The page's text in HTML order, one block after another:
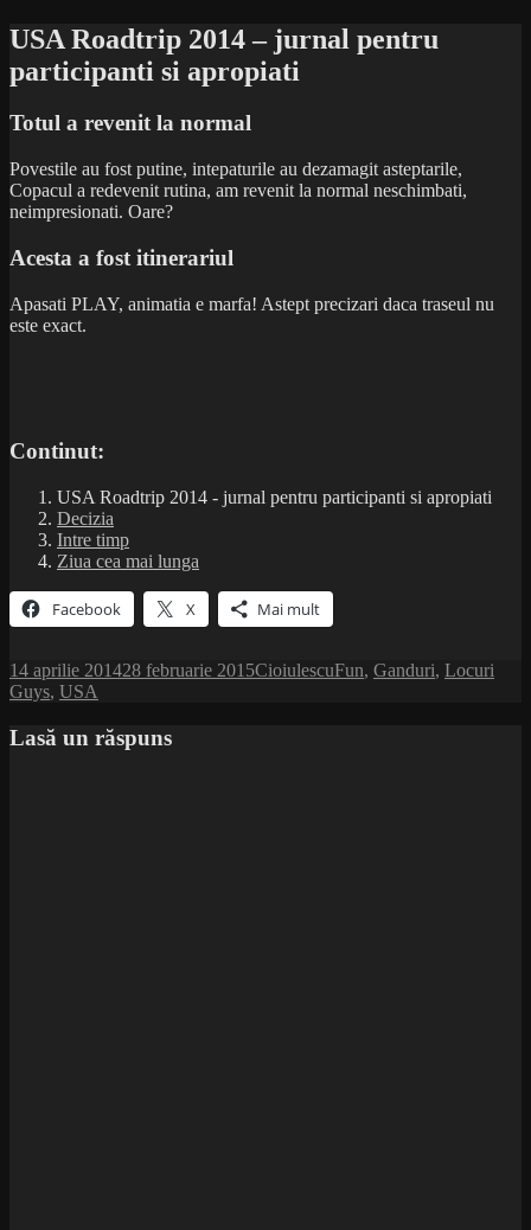
USA Roadtrip 2014 – jurnal pentru
participanti si apropiati
Totul a revenit la normal
Povestile au fost putine, intepaturile au dezamagit asteptarile,
Copacul a redevenit rutina, am revenit la normal neschimbati,
neimpresionati. Oare?
Acesta a fost itinerariul
Apasati PLAY, animatia e marfa! Astept precizari daca traseul nu
este exact.
Continut:
USA Roadtrip 2014 - jurnal pentru participanti si apropiati
Decizia
Intre timp
Ziua cea mai lunga
Facebook X Mai mult
Publicat
pe
14 aprilie 201428 februarie 2015Autor
CioiulescuCategorii
Fun, Ganduri, Locuri
Guys, USA
Lasă un răspuns